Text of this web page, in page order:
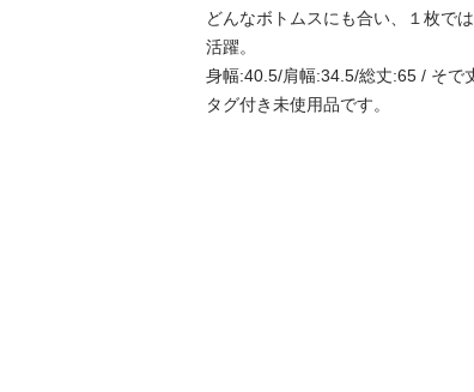
どんなボトムスにも合い、１枚で
活躍。
身幅:40.5/肩幅:34.5/総丈:65 / そで
タグ付き未使用品です。